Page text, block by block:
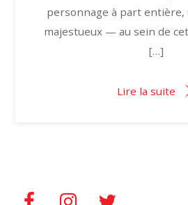
personnage à part entière,
majestueux — au sein de
[…]
Lire la suite